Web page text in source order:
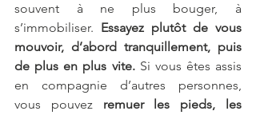
souvent à ne plus bouger, à
s’immobiliser. Essayez plutôt de vous
mouvoir, d’abord tranquillement, puis
de plus en plus vite. Si vous êtes assis
en compagnie d’autres personnes,
vous pouvez remuer les pieds, les